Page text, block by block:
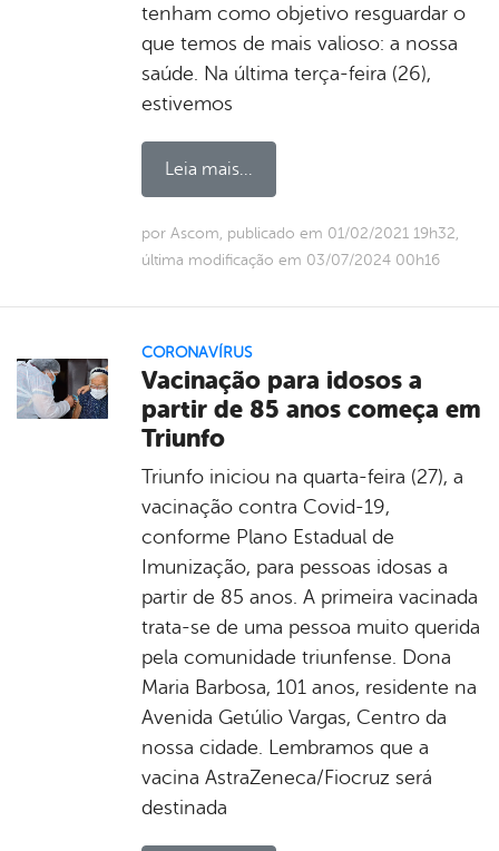
tenham como objetivo resguardar o
que temos de mais valioso: a nossa
saúde. Na última terça-feira (26),
estivemos
Leia mais...
por Ascom, publicado em 01/02/2021 19h32,
última modificação em 03/07/2024 00h16
CORONAVÍRUS
Vacinação para idosos a
partir de 85 anos começa em
Triunfo
Triunfo iniciou na quarta-feira (27), a
vacinação contra Covid-19,
conforme Plano Estadual de
Imunização, para pessoas idosas a
partir de 85 anos. A primeira vacinada
trata-se de uma pessoa muito querida
pela comunidade triunfense. Dona
Maria Barbosa, 101 anos, residente na
Avenida Getúlio Vargas, Centro da
nossa cidade. Lembramos que a
vacina AstraZeneca/Fiocruz será
destinada